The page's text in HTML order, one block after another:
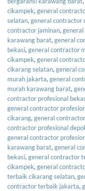
cikampek, general
selatan, general contractor
contractor jaminan,
karawang barat, general
bekasi, general contractor
cikampek, general
cikarang selatan, general
murah jakarta, general
murah karawang barat,
contractor profesional
general contractor
cikarang, general
contractor profesional
general contractor
karawang barat, general
bekasi, general contractor
cikampek, general
terbaik cikarang selatan,
contractor terbaik jakarta,